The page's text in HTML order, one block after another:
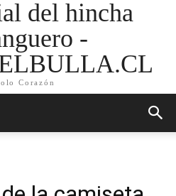
del hincha
-
Corazón